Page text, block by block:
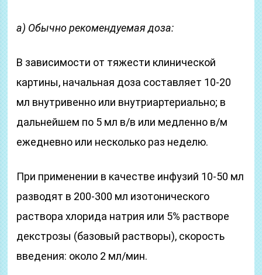
а) Обычно рекомендуемая доза:
В зависимости от тяжести клинической
картины, начальная доза составляет 10-20
мл внутривенно или внутриартериально; в
дальнейшем по 5 мл в/в или медленно в/м
ежедневно или несколько раз неделю.
При применении в качестве инфузий 10-50 мл
разводят в 200-300 мл изотонического
раствора хлорида натрия или 5% растворе
декстрозы (базовый растворы), скорость
введения: около 2 мл/мин.